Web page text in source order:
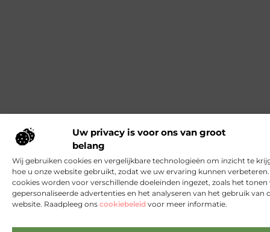
Uw privacy is voor ons van groot
belang
Wij gebruiken cookies en vergelijkbare technologieën om inzicht te
hoe u onze website gebruikt, zodat we uw ervaring kunnen verbeteren.
cookies worden voor verschillende doeleinden ingezet, zoals het tonen
gepersonaliseerde advertenties en het analyseren van het gebruik van
website. Raadpleeg ons cookiebeleid voor meer informatie.